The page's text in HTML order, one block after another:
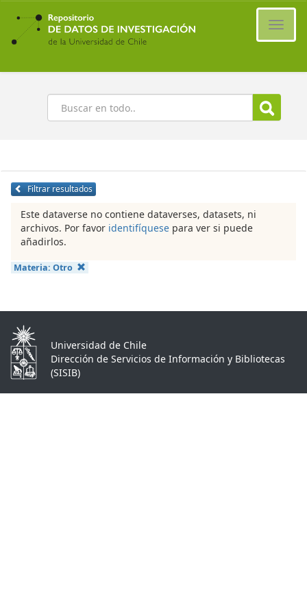
Ir
contenido
principal
Buscar
Filtrar resultados
Este dataverse no contiene dataverses, datasets, ni
archivos. Por favor identifíquese para ver si puede
añadirlos.
Materia: Otro
Universidad de Chile
Dirección de Servicios de Información y Bibliotecas
(SISIB)